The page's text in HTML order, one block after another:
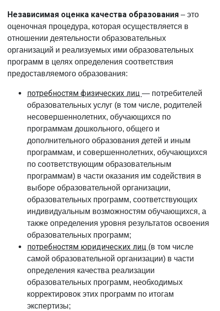
Независимая оценка качества образования – это
оценочная процедура, которая осуществляется в
отношении деятельности образовательных
организаций и реализуемых ими образовательных
программ в целях определения соответствия
предоставляемого образования:
потребностям физических лиц — потребителей
образовательных услуг (в том числе, родителей
несовершеннолетних, обучающихся по
программам дошкольного, общего и
дополнительного образования детей и иным
программам, и совершеннолетних, обучающихся
по соответствующим образовательным
программам) в части оказания им содействия в
выборе образовательной организации,
образовательных программ, соответствующих
индивидуальным возможностям обучающихся, а
также определения уровня результатов освоения
образовательных программ;
потребностям юридических лиц (в том числе
самой образовательной организации) в части
определения качества реализации
образовательных программ, необходимых
корректировок этих программ по итогам
экспертизы;